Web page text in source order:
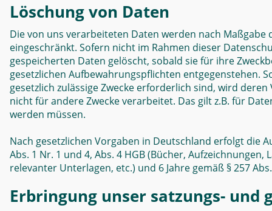
Löschung von Daten
Die von uns verarbeiteten Daten werden nach
eingeschränkt. Sofern nicht im Rahmen dieser
gespeicherten Daten gelöscht, sobald sie für ihre
gesetzlichen Aufbewahrungspflichten entgegenstehen.
gesetzlich zulässige Zwecke erforderlich sind, wird
nicht für andere Zwecke verarbeitet. Das gilt z.B. für
werden müssen.
Nach gesetzlichen Vorgaben in Deutschland erfolgt die
Abs. 1 Nr. 1 und 4, Abs. 4 HGB (Bücher,
relevanter Unterlagen, etc.) und 6 Jahre gemäß § 257
Erbringung unser satzungs- und